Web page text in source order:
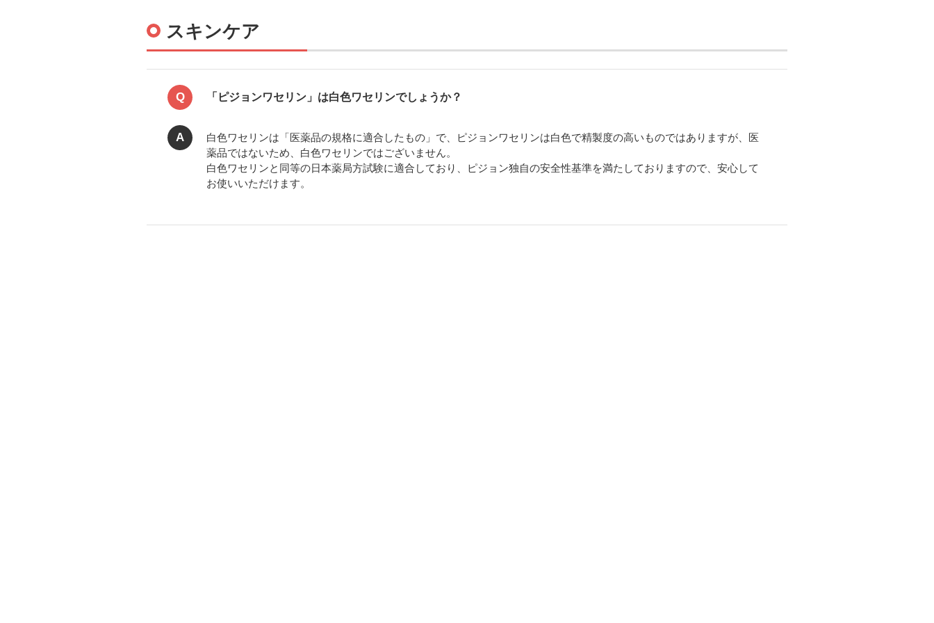
スキンケア
Q 「ピジョンワセリン」は白色ワセリンでしょうか？
A
白色ワセリンは「医薬品の規格に適合したもの」で、ピジョンワセリンは白色で精製度の高いものではありますが、医
薬品ではないため、白色ワセリンではございません。
白色ワセリンと同等の日本薬局方試験に適合しており、ピジョン独自の安全性基準を満たしておりますので、安心して
お使いいただけます。